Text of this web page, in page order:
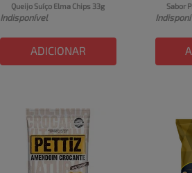
Queijo Suíço Elma Chips 33g
Indisponível
ADICIONAR
Sabor
30g